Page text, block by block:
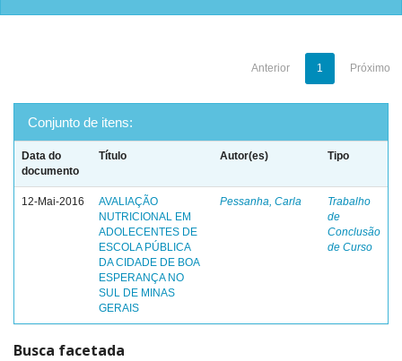
Anterior 1 Próximo
Conjunto de itens:
Data do
documento
Título Autor(es) Tipo
12-Mai-2016
AVALIAÇÃO
NUTRICIONAL EM
ADOLECENTES DE
ESCOLA PÚBLICA
DA CIDADE DE BOA
ESPERANÇA NO
SUL DE MINAS
GERAIS
Pessanha, Carla
Trabalho
de
Conclusão
de Curso
Busca facetada